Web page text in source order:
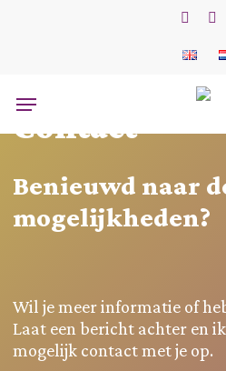
Menu
Contact
Benieuwd naar
mogelijkheden?
Wil je meer informatie of
Laat een bericht achter en
mogelijk contact met je op.